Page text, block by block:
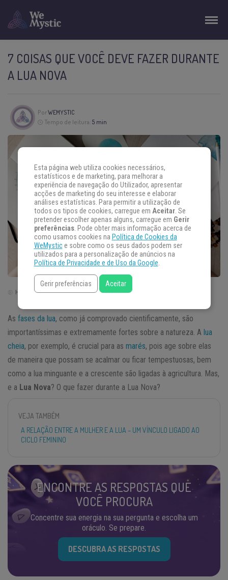
7 COISAS QUE VOCÊ DEVE FAZER DURANTE
A LUA NOVA
PorWEMYSTIC
Tempo de leitura: 5 min
Horário de Brasília | Brasil (GTM -3)
As fases da lua, como já comprovado cientificamente, são
importantíssimas e extremamente fortes sobre a natureza. A lua
cheia, por exemplo, é crucial para as marés, pois age sobre elas
de maneira que possam se acalmar ou ficar tempestuosas, bem
como a lua minguante e a crescente são ligadas à agricultura. Mas,
e a Lua Nova? O que fazer durante a Lua Nova?
VEJA TAMBÉM
A RELAÇÃO ENTRE A MULHER E A LUA – UM VÍNCULO LIGADO AO
CICLO FEMININO
ENCONTRE AS RESPOSTAS QUE
VOCÊ PROCURA
Concentre sua energia na sua pergunta e escolha um
oráculo. Se prepare.
DESCUBRA AS RESPOSTAS
Esta página web utiliza cookies necessários,
estatísticos e de marketing, para melhorar a
experiência de navegação do Utilizador, apresentar
acções de marketing do seu interesse e elaborar
análises estatísticas. Para permitir a utilização de
todos os tipos de cookies, carregue em Aceitar. Se
pretender escolher apenas alguns, carregue em Gerir
preferências. Pode obter mais informação acerca de
como usamos cookies na Política de Cookies da
WeMystice sobre como os seus dados podem ser
utilizados para a personalização de anúncios na
Política de Privacidade e de Uso da Google.
Gerir preferências Aceitar